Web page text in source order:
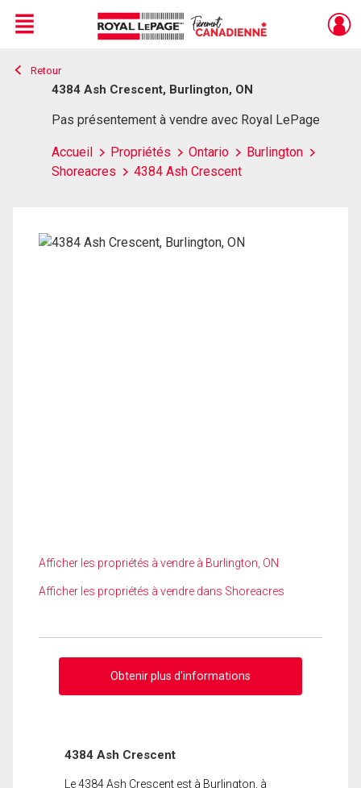
Live
En Direct
Menu
Retour
4384 Ash Crescent, Burlington, ON
Pas présentement à vendre avec Royal LePage
Accueil Propriétés Ontario
Burlington
Shoreacres
4384 Ash Crescent
Afficher les propriétés à vendre à Burlington, ON
Afficher les propriétés à vendre dans Shoreacres
Obtenir plus d'informations
4384 Ash Crescent
Le 4384 Ash Crescent est à Burlington, à